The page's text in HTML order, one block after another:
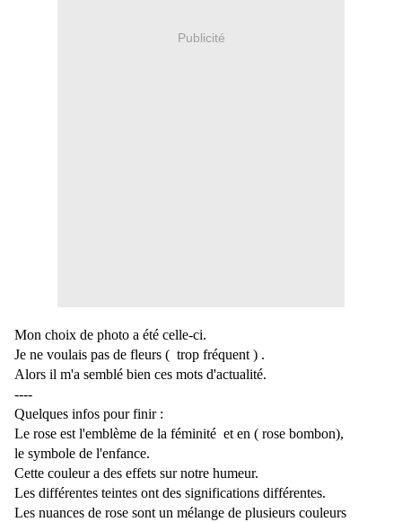
Publicité
Mon choix de photo a été celle-ci.
Je ne voulais pas de fleurs ( trop fréquent ) .
Alors il m'a semblé bien ces mots d'actualité.
----
Quelques infos pour finir :
Le rose est l'emblème de la féminité et en ( rose bombon),
le symbole de l'enfance.
Cette couleur a des effets sur notre humeur.
Les différentes teintes ont des significations différentes.
Les nuances de rose sont un mélange de plusieurs couleurs